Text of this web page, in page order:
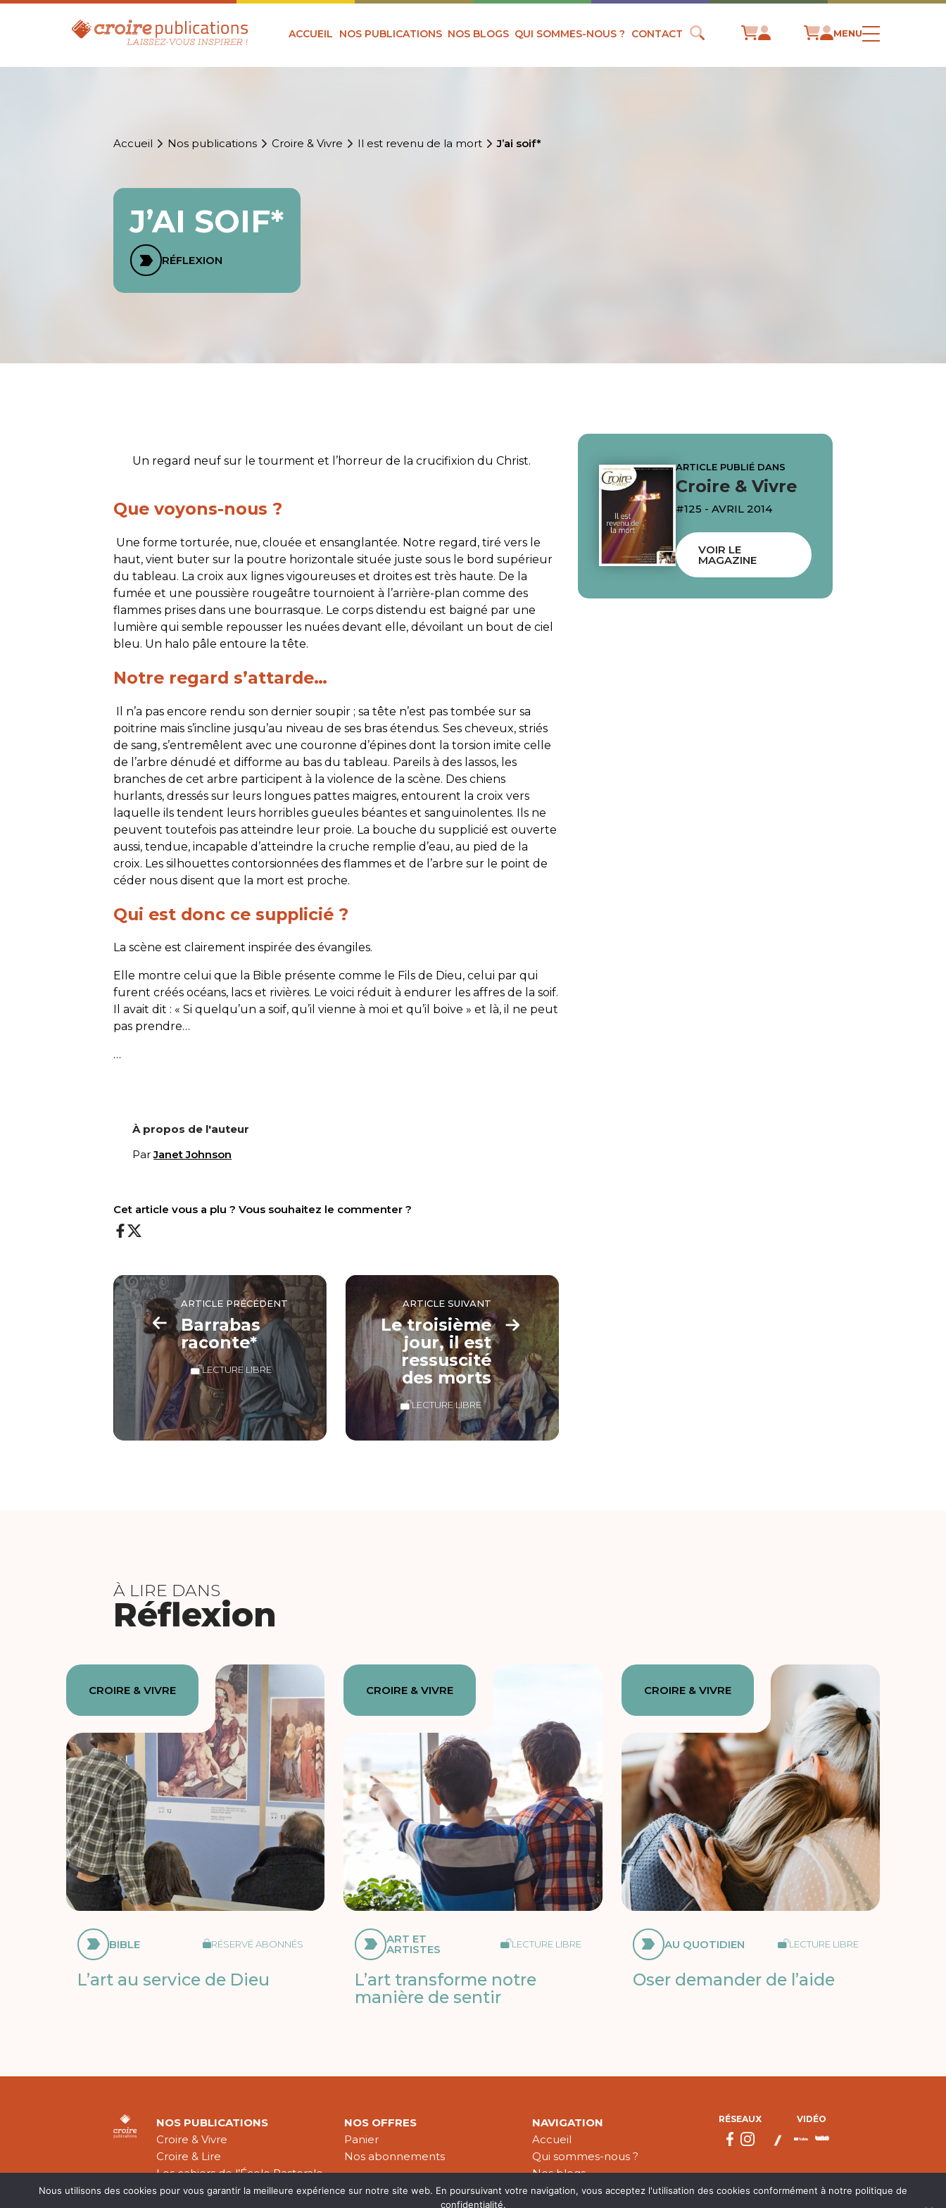
ACCUEIL NOS PUBLICATIONS NOS BLOGS QUI SOMMES-NOUS ? CONTACT MENU
Accueil Nos publications Croire & Vivre Il est revenu de la mort J’ai soif*
J’AI SOIF*
RÉFLEXION
Un regard neuf sur le tourment et l’horreur de la crucifixion du Christ.
Que voyons-nous ?
Une forme torturée, nue, clouée et ensanglantée. Notre regard, tiré vers le
haut, vient buter sur la poutre horizontale située juste sous le bord supérieur
du tableau. La croix aux lignes vigoureuses et droites est très haute. De la
fumée et une poussière rougeâtre tournoient à l’arrière-plan comme des
flammes prises dans une bourrasque. Le corps distendu est baigné par une
lumière qui semble repousser les nuées devant elle, dévoilant un bout de ciel
bleu. Un halo pâle entoure la tête.
Notre regard s’attarde…
Il n’a pas encore rendu son dernier soupir ; sa tête n’est pas tombée sur sa
poitrine mais s’incline jusqu’au niveau de ses bras étendus. Ses cheveux, striés
de sang, s’entremêlent avec une couronne d’épines dont la torsion imite celle
de l’arbre dénudé et difforme au bas du tableau. Pareils à des lassos, les
branches de cet arbre participent à la violence de la scène. Des chiens
hurlants, dressés sur leurs longues pattes maigres, entourent la croix vers
laquelle ils tendent leurs horribles gueules béantes et sanguinolentes. Ils ne
peuvent toutefois pas atteindre leur proie. La bouche du supplicié est ouverte
aussi, tendue, incapable d’atteindre la cruche remplie d’eau, au pied de la
croix. Les silhouettes contorsionnées des flammes et de l’arbre sur le point de
céder nous disent que la mort est proche.
Qui est donc ce supplicié ?
La scène est clairement inspirée des évangiles.
Elle montre celui que la Bible présente comme le Fils de Dieu, celui par qui
furent créés océans, lacs et rivières. Le voici réduit à endurer les affres de la soif.
Il avait dit : «Si quelqu’un a soif, qu’il vienne à moi et qu’il boive » et là, il ne peut
pas prendre…
…
À propos de l'auteur
ParJanet Johnson
Cet article vous a plu ? Vous souhaitez le commenter ?
ARTICLE PRÉCÉDENT
Barrabas
raconte*
LECTURE LIBRE
ARTICLE SUIVANT
Le troisième
jour, il est
ressuscité
des morts
LECTURE LIBRE
ARTICLE PUBLIÉ DANS
Croire & Vivre
#125 - AVRIL 2014
VOIR LE
MAGAZINE
À LIRE DANS
Réflexion
CROIRE & VIVRE
BIBLE RÉSERVÉ ABONNÉS
L’art au service de Dieu
CROIRE & VIVRE
ART ET
ARTISTES LECTURE LIBRE
L’art transforme notre
manière de sentir
CROIRE & VIVRE
AU QUOTIDIEN LECTURE LIBRE
Oser demander de l’aide
NOS PUBLICATIONS
Croire & Vivre
Croire & Lire
Les cahiers de l’École Pastorale
Théologie Évangélique
NOS OFFRES
Panier
Nos abonnements
NAVIGATION
Accueil
Qui sommes-nous ?
Nos blogs
Nos publications
RÉSEAUX VIDÉO
Nous utilisons des cookies pour vous garantir la meilleure expérience sur notre site web. En poursuivant votre navigation, vous acceptez l'utilisation des cookies conformément à notre politique de
confidentialité.